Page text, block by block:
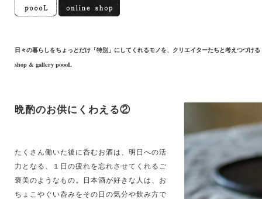
日々の暮らしをちょっとだけ「特別」にしてくれるモノを、クリエイターたちと考えつづける
shop & gallery poooL
晩酌のお供にくわえる②
たくさん働いた後に呑むお酒は、明日への活
力となる、１日の疲れを忘れさせてくれるご
褒美のようなもの。日本酒が好きな人は、お
ちょこやぐい呑みをその日の気分や飲み方で